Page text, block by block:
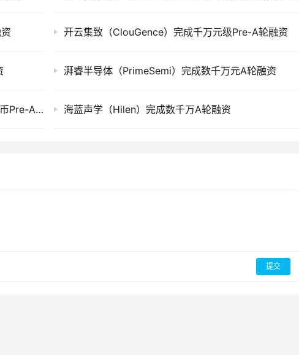
开云集致（ClouGence）完成千万元级Pre-A轮融资
湃睿半导体（PrimeSemi）完成数千万元A轮融资
芯化和云（ChemCloud）完成数千万元人民币Pre-A轮融资 海蓝声学（Hilen）完成数千万A轮融资
提交